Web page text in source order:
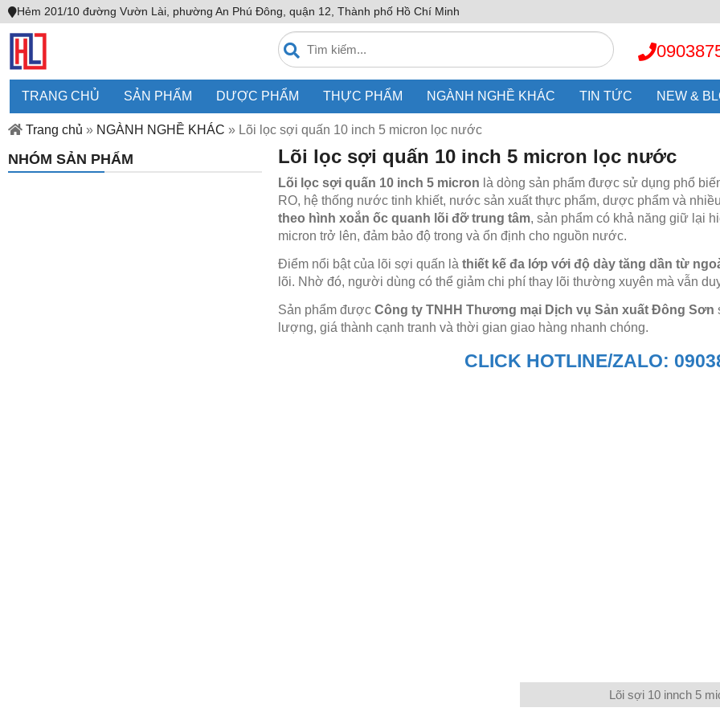
Hẻm 201/10 đường Vườn Lài, phường An Phú Đông, quận 12, Thành phố Hồ Chí Minh
TRANG CHỦ SẢN PHẨM DƯỢC PHẨM THỰC PHẨM NGÀNH NGHỀ KHÁC TIN TỨC NEW &
Trang chủ » NGÀNH NGHỀ KHÁC » Lõi lọc sợi quấn 10 inch 5 micron lọc nước
NHÓM SẢN PHẨM Lõi lọc sợi quấn 10 inch 5 micron lọc nước
Lõi lọc sợi quấn 10 inch 5 micron là dòng sản phẩm được sử dụng phổ
RO, hệ thống nước tinh khiết, nước sản xuất thực phẩm, dược phẩm và
theo hình xoắn ốc quanh lõi đỡ trung tâm, sản phẩm có khả năng giữ lại
micron trở lên, đảm bảo độ trong và ổn định cho nguồn nước.
Điểm nổi bật của lõi sợi quấn là thiết kế đa lớp với độ dày tăng dần từ
lõi. Nhờ đó, người dùng có thể giảm chi phí thay lõi thường xuyên mà vẫn
Sản phẩm được Công ty TNHH Thương mại Dịch vụ Sản xuất Đông Sơn
lượng, giá thành cạnh tranh và thời gian giao hàng nhanh chóng.
CLICK HOTLINE/ZALO:
Lõi sợi 10 innch 5